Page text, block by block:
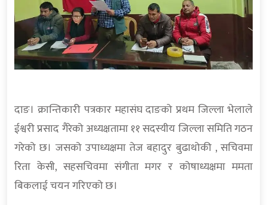
दाङ। क्रान्तिकारी पत्रकार महासंघ दाङको प्रथम जिल्ला भेलाले
ईश्वरी प्रसाद गैरेको अध्यक्षतामा ११ सदस्यीय जिल्ला समिति गठन
गरेको छ। जसको उपाध्यक्षमा तेज बहादुर बुढाथोकी , सचिवमा
रिता केसी, सहसचिवमा संगीता मगर र कोषाध्यक्षमा ममता
बिकलाई चयन गरिएको छ।